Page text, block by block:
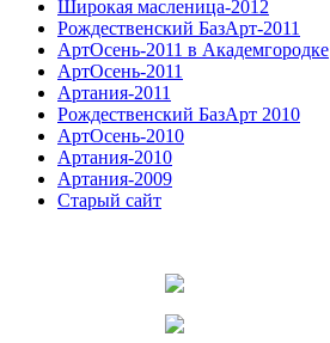
Широкая масленица-2012
Рождественский БазАрт-2011
АртОсень-2011 в Академгородке
АртОсень-2011
Артания-2011
Рождественский БазАрт 2010
АртОсень-2010
Артания-2010
Артания-2009
Старый сайт